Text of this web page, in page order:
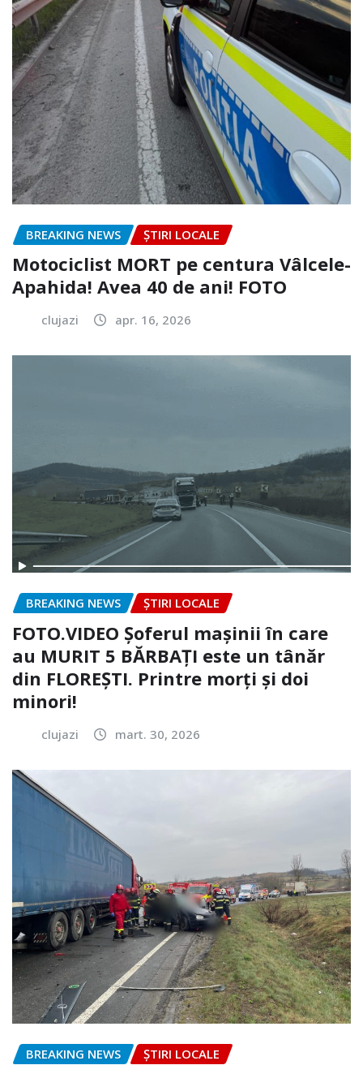
BREAKING NEWS ȘTIRI LOCALE
Motociclist MORT pe centura Vâlcele-
Apahida! Avea 40 de ani! FOTO
clujazi apr. 16, 2026
BREAKING NEWS ȘTIRI LOCALE
FOTO.VIDEO Șoferul mașinii în care
au MURIT 5 BĂRBAȚI este un tânăr
din FLOREȘTI. Printre morți și doi
minori!
clujazi mart. 30, 2026
BREAKING NEWS ȘTIRI LOCALE